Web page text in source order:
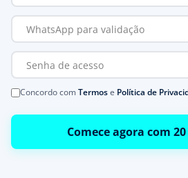
Concordo comTermose Política de
Comece agora com